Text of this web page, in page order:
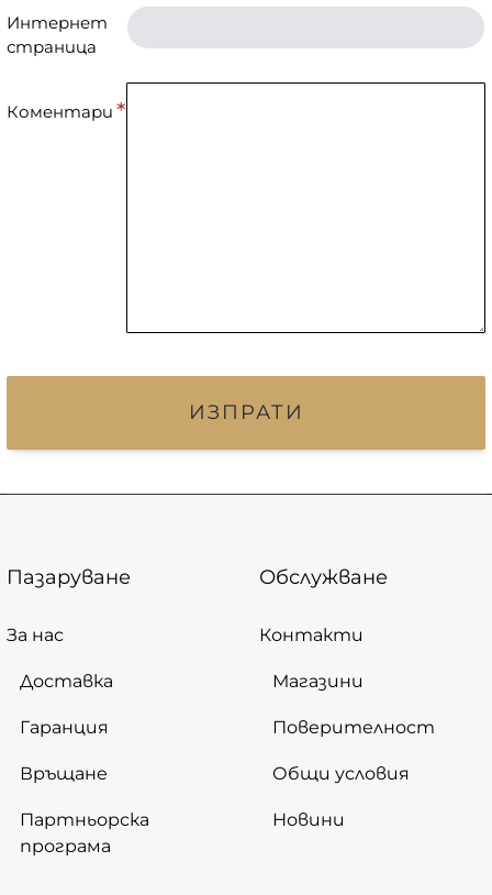
Интернет
страница
Коментари
ИЗПРАТИ
Пазаруване
За нас
Доставка
Гаранция
Връщане
Партньорска
програма
Обслужване
Контакти
Магазини
Поверителност
Общи условия
Новини